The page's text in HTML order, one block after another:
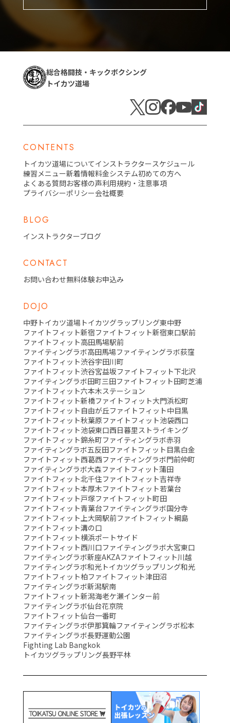
総合格闘技・キックボクシング
トイカツ道場
CONTENTS
トイカツ道場についてインストラクタースケジュール
練習メニュー新着情報料金システム初めての方へ
よくある質問お客様の声利用規約・注意事項
プライバシーポリシー会社概要
BLOG
インストラクターブログ
CONTACT
お問い合わせ無料体験お申込み
DOJO
中野トイカツ道場 トイカツグラップリング東中野
ファイトフィット新宿ファイトフィット新宿東口駅前
ファイトフィット高田馬場駅前
ファイティングラボ高田馬場ファイティングラボ荻窪
ファイトフィット渋谷宇田川町
ファイトフィット渋谷宮益坂ファイトフィット下北沢
ファイティングラボ田町三田ファイトフィット田町芝浦
ファイトフィット六本木ステーション
ファイトフィット新橋ファイトフィット大門浜松町
ファイトフィット自由が丘ファイトフィット中目黒
ファイトフィット秋葉原ファイトフィット池袋西口
ファイトフィット池袋東口西日暮里ストライキング
ファイトフィット錦糸町ファイティングラボ赤羽
ファイティングラボ五反田ファイトフィット目黒白金
ファイトフィット西葛西ファイティングラボ門前仲町
ファイティングラボ大森ファイトフィット蒲田
ファイトフィット北千住ファイトフィット吉祥寺
ファイトフィット本厚木ファイトフィット若葉台
ファイトフィット戸塚ファイトフィット町田
ファイトフィット青葉台ファイティングラボ国分寺
ファイトフィット上大岡駅前ファイトフィット綱島
ファイトフィット溝の口
ファイトフィット横浜ポートサイド
ファイトフィット西川口ファイティングラボ大宮東口
ファイティングラボ新座AKZAファイトフィット川越
ファイティングラボ和光トイカツグラップリング和光
ファイトフィット柏ファイトフィット津田沼
ファイティングラボ新潟駅南
ファイトフィット新潟海老ケ瀬インター前
ファイティングラボ仙台花京院
ファイトフィット仙台一番町
ファイティングラボ伊那箕輪ファイティングラボ松本
ファイティングラボ長野運動公園
Fighting Lab Bangkok
トイカツグラップリング長野平林